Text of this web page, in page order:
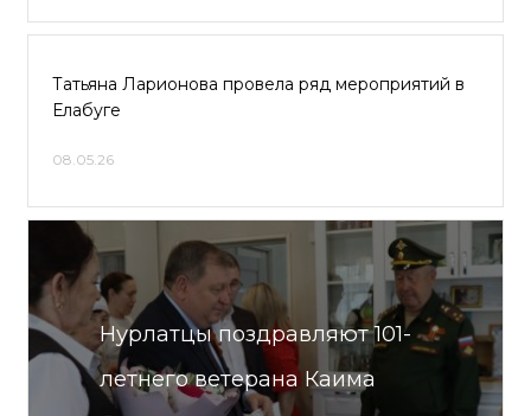
Татьяна Ларионова провела ряд мероприятий в
Елабуге
08.05.26
Нурлатцы поздравляют 101-
летнего ветерана Каима